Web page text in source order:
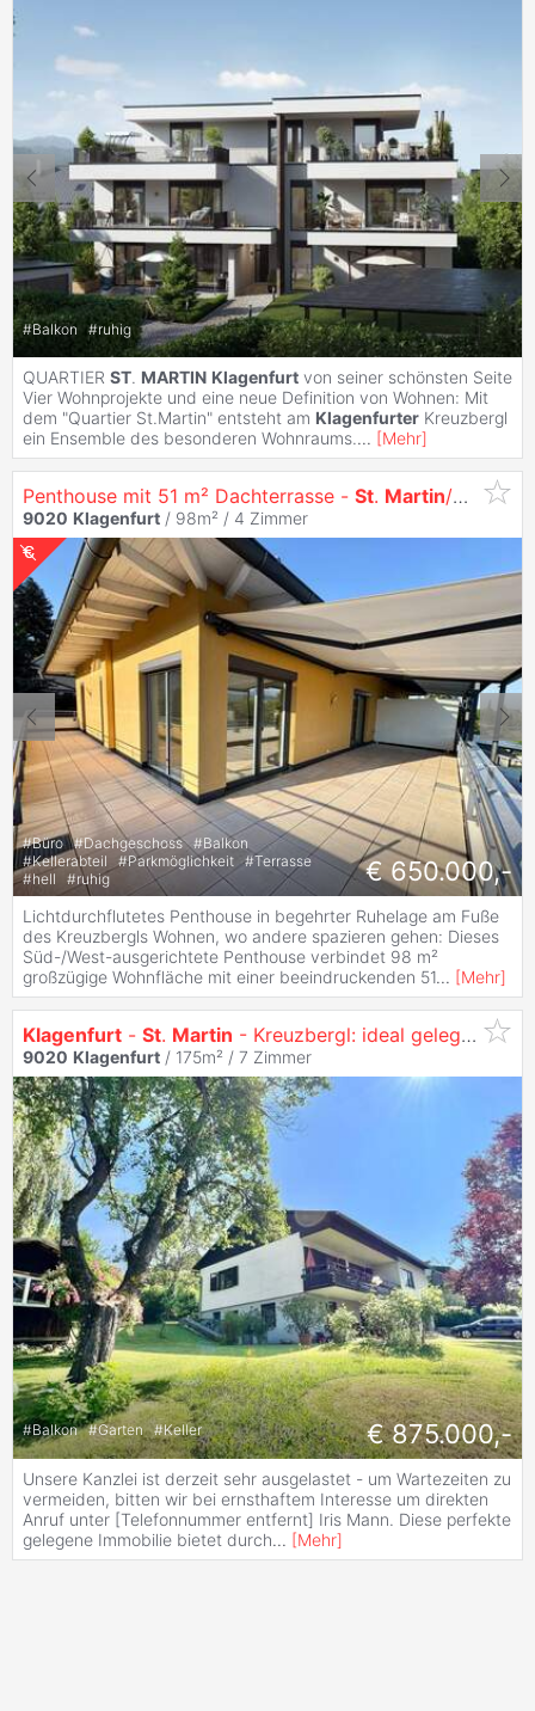
#Balkon #ruhig
QUARTIER ST. MARTIN Klagenfurt von seiner schönsten Seite
Vier Wohnprojekte und eine neue Definition von Wohnen: Mit
dem "Quartier St.Martin" entsteht am Klagenfurter Kreuzbergl
ein Ensemble des besonderen Wohnraums.... [Mehr]
Penthouse mit 51 m² Dachterrasse - St. Martin/Kreuzbergl Provisionsfrei
9020 Klagenfurt / 98m² / 4 Zimmer
#Büro #Dachgeschoss #Balkon
#Kellerabteil #Parkmöglichkeit #Terrasse
#hell #ruhig € 650.000,-
Lichtdurchflutetes Penthouse in begehrter Ruhelage am Fuße
des Kreuzbergls Wohnen, wo andere spazieren gehen: Dieses
Süd-/West-ausgerichtete Penthouse verbindet 98 m²
großzügige Wohnfläche mit einer beeindruckenden 51... [Mehr]
Klagenfurt - St. Martin - Kreuzbergl: ideal gelegen Immobilie mit TOP POTENTIAL
9020 Klagenfurt / 175m² / 7 Zimmer
#Balkon #Garten #Keller € 875.000,-
Unsere Kanzlei ist derzeit sehr ausgelastet - um Wartezeiten zu
vermeiden, bitten wir bei ernsthaftem Interesse um direkten
Anruf unter [Telefonnummer entfernt] Iris Mann. Diese perfekte
gelegene Immobilie bietet durch... [Mehr]